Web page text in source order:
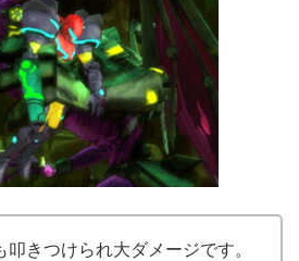
きつけられ大ダメージです。